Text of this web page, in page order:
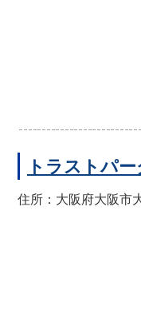
トラストパ
住所：大阪府大阪市